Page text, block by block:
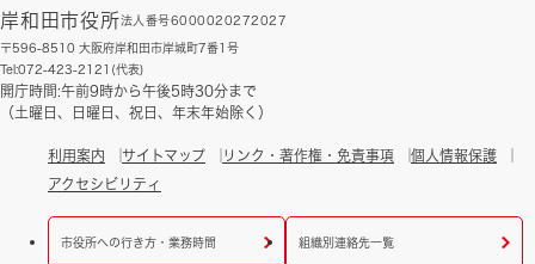
岸和田市役所法人番号6000020272027
〒596-8510 大阪府岸和田市岸城町7番1号
Tel:072-423-2121(代表)
開庁時間:午前9時から午後5時30分まで
（土曜日、日曜日、祝日、年末年始除く）
利用案内 サイトマップ リンク・著作権・免責事項
個人情報保護
アクセシビリティ
市役所への行き方・業務時間 組織別連絡先一覧